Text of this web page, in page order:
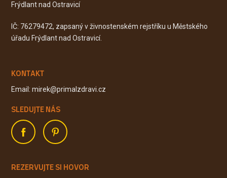
Frýdlant nad Ostravicí
IČ: 76279472, zapsaný v živnostenském rejstříku u Městského
úřadu Frýdlant nad Ostravicí.
KONTAKT
Email: mirek@primalzdravi.cz
SLEDUJTE NÁS
REZERVUJTE SI HOVOR